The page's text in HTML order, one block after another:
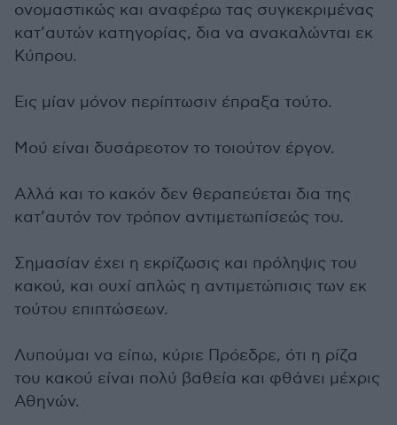
ονομαστικώς και αναφέρω τας συγκεκριμένας
κατ’αυτών κατηγορίας, δια να ανακαλώνται εκ
Κύπρου.
Εις μίαν μόνον περίπτωσιν έπραξα τούτο.
Μού είναι δυσάρεοτον το τοιούτον έργον.
Αλλά και το κακόν δεν θεραπεύεται δια της
κατ’αυτόν τον τρόπον αντιμετωπίσεώς του.
Σημασίαν έχει η εκρίζωσις και πρόληψις του
κακού, και ουχί απλώς η αντιμετώπισις των εκ
τούτου επιπτώσεων.
Λυπούμαι να είπω, κύριε Πρόεδρε, ότι η ρίζα
του κακού είναι πολύ βαθεία και φθάνει μέχρις
Αθηνών.